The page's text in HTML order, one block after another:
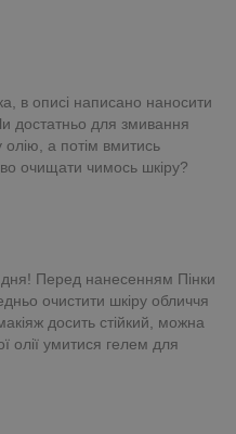
в описі написано наносити
достатньо для змивання
олію, а потім вмитись
очищати чимось шкіру?
Перед нанесенням Пінки
очистити шкіру обличчя
досить стійкий, можна
олії умитися гелем для